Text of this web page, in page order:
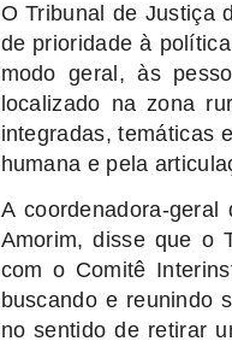
O Tribunal de Justiça
de prioridade à
modo geral, às
localizado na zona
integradas, temáticas
humana e pela
A coordenadora-
Amorim, disse que o
com o Comitê
buscando e reunindo
no sentido de retirar